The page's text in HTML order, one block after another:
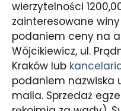
wierzytelności
zainteresowane
podaniem ceny na
Wójcikiewicz, ul.
Kraków lub
podaniem nazwiska
maila. Sprzedaż